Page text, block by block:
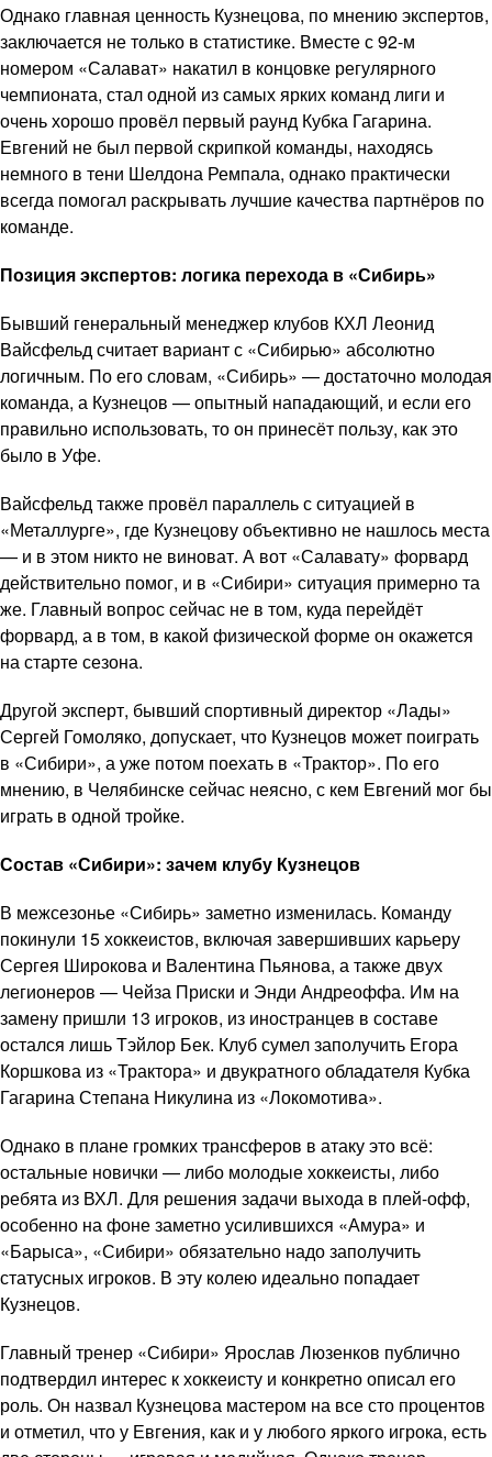
Однако главная ценность Кузнецова, по мнению экспертов,
заключается не только в статистике. Вместе с 92-м
номером «Салават» накатил в концовке регулярного
чемпионата, стал одной из самых ярких команд лиги и
очень хорошо провёл первый раунд Кубка Гагарина.
Евгений не был первой скрипкой команды, находясь
немного в тени Шелдона Ремпала, однако практически
всегда помогал раскрывать лучшие качества партнёров по
команде.
Позиция экспертов: логика перехода в «Сибирь»
Бывший генеральный менеджер клубов КХЛ Леонид
Вайсфельд считает вариант с «Сибирью» абсолютно
логичным. По его словам, «Сибирь» — достаточно молодая
команда, а Кузнецов — опытный нападающий, и если его
правильно использовать, то он принесёт пользу, как это
было в Уфе.
Вайсфельд также провёл параллель с ситуацией в
«Металлурге», где Кузнецову объективно не нашлось места
— и в этом никто не виноват. А вот «Салавату» форвард
действительно помог, и в «Сибири» ситуация примерно та
же. Главный вопрос сейчас не в том, куда перейдёт
форвард, а в том, в какой физической форме он окажется
на старте сезона.
Другой эксперт, бывший спортивный директор «Лады»
Сергей Гомоляко, допускает, что Кузнецов может поиграть
в «Сибири», а уже потом поехать в «Трактор». По его
мнению, в Челябинске сейчас неясно, с кем Евгений мог бы
играть в одной тройке.
Состав «Сибири»: зачем клубу Кузнецов
В межсезонье «Сибирь» заметно изменилась. Команду
покинули 15 хоккеистов, включая завершивших карьеру
Сергея Широкова и Валентина Пьянова, а также двух
легионеров — Чейза Приски и Энди Андреоффа. Им на
замену пришли 13 игроков, из иностранцев в составе
остался лишь Тэйлор Бек. Клуб сумел заполучить Егора
Коршкова из «Трактора» и двукратного обладателя Кубка
Гагарина Степана Никулина из «Локомотива».
Однако в плане громких трансферов в атаку это всё:
остальные новички — либо молодые хоккеисты, либо
ребята из ВХЛ. Для решения задачи выхода в плей-офф,
особенно на фоне заметно усилившихся «Амура» и
«Барыса», «Сибири» обязательно надо заполучить
статусных игроков. В эту колею идеально попадает
Кузнецов.
Главный тренер «Сибири» Ярослав Люзенков публично
подтвердил интерес к хоккеисту и конкретно описал его
роль. Он назвал Кузнецова мастером на все сто процентов
и отметил, что у Евгения, как и у любого яркого игрока, есть